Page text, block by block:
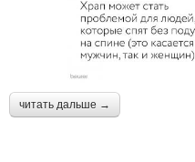
читать дальше →